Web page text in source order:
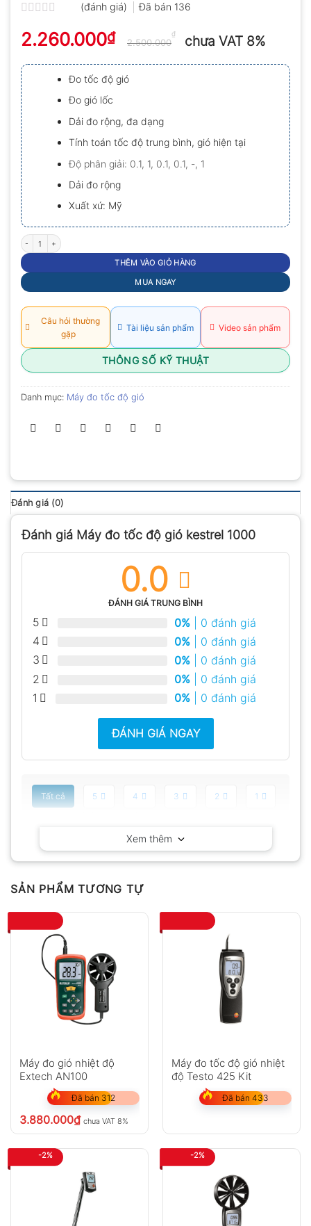
xếp
hạng
5
sao
(đánh giá) Đã bán 136
2.260.000₫ 2.500.000
₫ chưa VAT 8%
Đo tốc độ gió
Đo gió lốc
Dải đo rộng, đa dạng
Tính toán tốc độ trung bình, gió hiện tại
Độ phân giải: 0.1, 1, 0.1, 0.1, -, 1
Dải đo rộng
Xuất xứ: Mỹ
Máy đo tốc độ gió kestrel 1000 số lượng
THÊM VÀO GIỎ HÀNG
MUA NGAY
Câu hỏi thường
gặp
Tài liệu sản phẩm Video sản phẩm
THÔNG SỐ KỸ THUẬT
Danh mục: Máy đo tốc độ gió
Đánh giá (0)
Đánh giá Máy đo tốc độ gió kestrel 1000
0.0
ĐÁNH GIÁ TRUNG BÌNH
5 0% | 0 đánh giá
4
0% | 0 đánh giá
3
0% | 0 đánh giá
2
0% | 0 đánh giá
1
0% | 0 đánh giá
ĐÁNH GIÁ NGAY
Tất cả 5 4 3 2 1
Chưa có đánh giá nào.
Hỏi đáp
Không có bình luận nào
Xem thêm
SẢN PHẨM TƯƠNG TỰ
Máy đo gió nhiệt độ
Extech AN100
Đã bán 312
3.880.000₫ chưa VAT 8%
Máy đo tốc độ gió nhiệt
độ Testo 425 Kit
Đã bán 433
-2% -2%